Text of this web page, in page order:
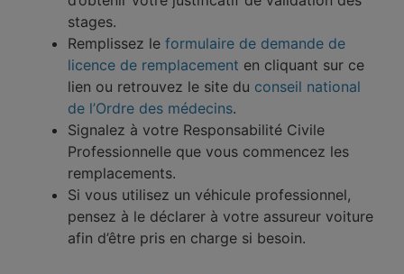
stages.
Remplissez le formulaire de demande de
licence de remplacement en cliquant sur ce
lien ou retrouvez le site du conseil national
de l’Ordre des médecins.
Signalez à votre Responsabilité Civile
Professionnelle que vous commencez les
remplacements.
Si vous utilisez un véhicule professionnel,
pensez à le déclarer à votre assureur voiture
afin d’être pris en charge si besoin.